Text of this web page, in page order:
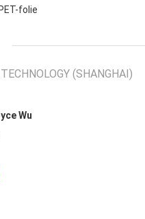
folie
(SHANGHAI)
Wu